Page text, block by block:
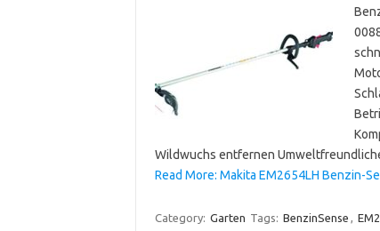
Wildwuchs entfernen
Read More: Makita EM2654LH Benzin-
Category: Garten Tags: BenzinSense ,